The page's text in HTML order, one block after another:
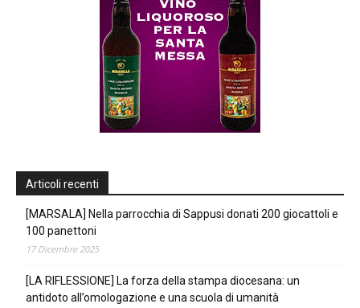
Articoli recenti
[MARSALA] Nella parrocchia di Sappusi donati 200 giocattoli e
100 panettoni
17 Dicembre 2025
[LA RIFLESSIONE] La forza della stampa diocesana: un
antidoto all’omologazione e una scuola di umanità